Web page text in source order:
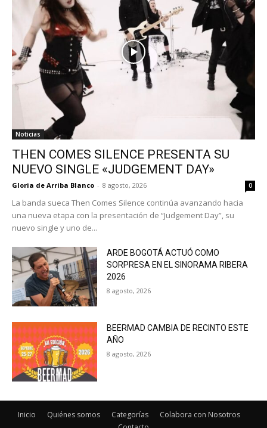
Noticias
THEN COMES SILENCE PRESENTA SU
NUEVO SINGLE «JUDGEMENT DAY»
Gloria de Arriba Blanco - 8 agosto, 2026 0
La banda sueca Then Comes Silence continúa avanzando hacia
una nueva etapa con la presentación de “Judgement Day”, su
nuevo single y uno de...
ARDE BOGOTÁ ACTUÓ COMO
SORPRESA EN EL SINORAMA RIBERA
2026
8 agosto, 2026
BEERMAD CAMBIA DE RECINTO ESTE
AÑO
8 agosto, 2026
Inicio Quiénes somos Categorías
Colabora con Nosotros